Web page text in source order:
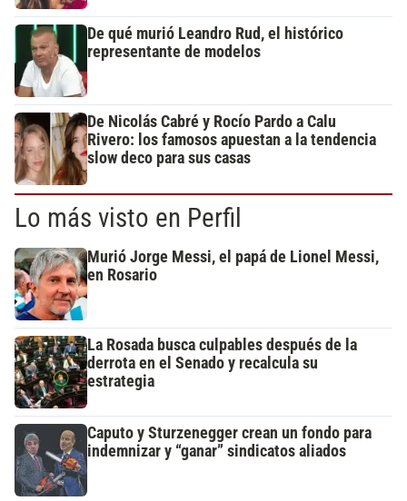
De qué murió Leandro Rud, el histórico
representante de modelos
De Nicolás Cabré y Rocío Pardo a Calu
Rivero: los famosos apuestan a la tendencia
slow deco para sus casas
Lo más visto en Perfil
Murió Jorge Messi, el papá de Lionel Messi,
en Rosario
La Rosada busca culpables después de la
derrota en el Senado y recalcula su
estrategia
Caputo y Sturzenegger crean un fondo para
indemnizar y “ganar” sindicatos aliados